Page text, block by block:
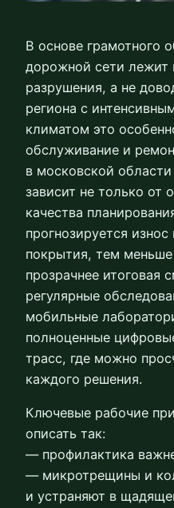
В основе грамотного
дорожной сети лежит
разрушения, а не
региона с
климатом это
обслуживание и
в московской
зависит не только от
качества
прогнозируется
покрытия, тем
прозрачнее итоговая
регулярные
мобильные
полноценные
трасс, где можно
каждого решения.
Ключевые рабочие
описать так:
— профилактика
— микротрещины и
и устраняют в